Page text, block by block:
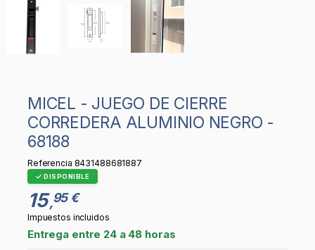
MICEL - JUEGO DE CIERRE
CORREDERA ALUMINIO NEGRO -
68188
Referencia 8431488681887
DISPONIBLE
15 ,95 €
Impuestos incluidos
Entrega entre 24 a 48 horas